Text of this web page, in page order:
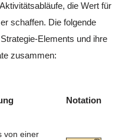
die Wert für
schaffen. Die folgende
Elements und ihre
zusammen:
Notation
von einer